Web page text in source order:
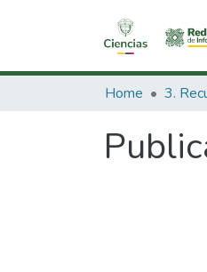
Home